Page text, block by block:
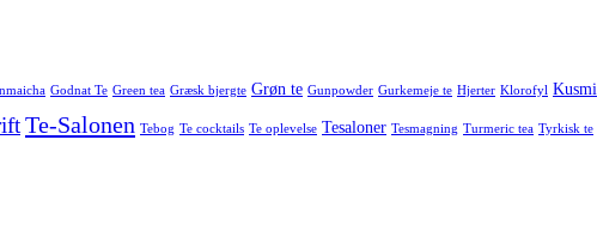
Godnat Te Green tea Græsk bjergte Grøn te Gunpowder Gurkemeje te Hjerter Klorofyl Kusmi
Te-Salonen Tebog Te cocktails Te oplevelse Tesaloner Tesmagning Turmeric tea Tyrkisk te